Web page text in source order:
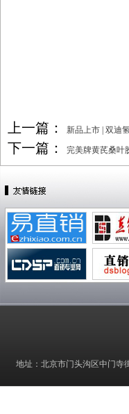
上一篇： 新品上市 | 双迪
下一篇： 完美牌黄芪桑叶
地址：北京市门头沟区中门寺